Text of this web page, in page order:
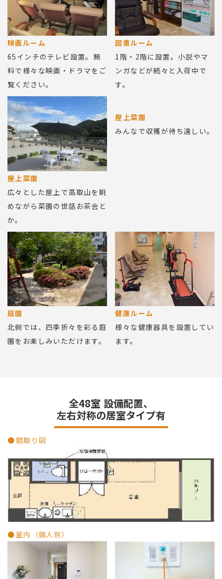
映画ルーム
65インチのテレビ設置。無
料で様々な映画・ドラマをご
覧ください。
図書ルーム
1階・2階に設置。小説やマ
ンガなどが続々と入荷中で
す。
屋上菜園
広々とした屋上で高取山を眺
めながら菜園の世話お茶会と
か。
屋上菜園
みんなで収穫が待ち遠しい。
庭園
北側では、四季折々を彩る庭
園をお楽しみいただけます。
健康ルーム
様々な健康器具を設置してい
ます。
全48室 設備配置、
左右対称の居室タイプ有
間取り図
室内（個人別）